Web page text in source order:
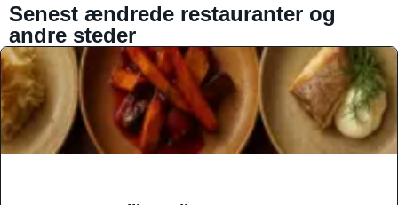
Senest ændrede restauranter og
andre steder